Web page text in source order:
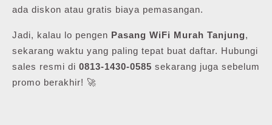
ada diskon atau gratis biaya pemasangan.
Jadi, kalau lo pengen Pasang WiFi Murah Tanjung,
sekarang waktu yang paling tepat buat daftar. Hubungi
sales resmi di 0813-1430-0585 sekarang juga sebelum
promo berakhir! 🚀